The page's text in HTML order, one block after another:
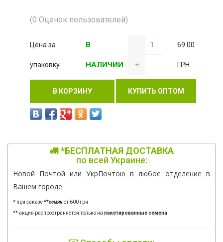
(0 Оценок пользователей)
Цена за
упаковку
В
НАЛИЧИИ
-
+
69.00
ГРН
В КОРЗИНУ КУПИТЬ ОПТОМ
*БЕСПЛАТНАЯ ДОСТАВКА
по всей Украине:
Новой Почтой или УкрПочтою в любое отделение в
Вашем городе
* при заказе**семянот 600 грн
** акция распространяется только на пакетированные семена